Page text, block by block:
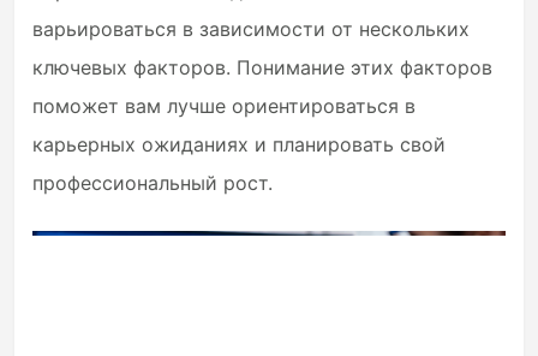
варьироваться в зависимости от нескольких
ключевых факторов. Понимание этих факторов
поможет вам лучше ориентироваться в
карьерных ожиданиях и планировать свой
профессиональный рост.